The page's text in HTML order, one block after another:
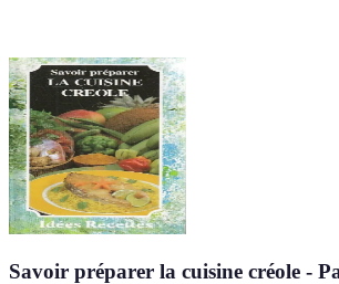
Savoir préparer la cuisine créole -